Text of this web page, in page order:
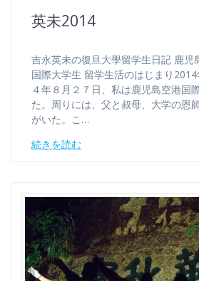
英未2014
吉永英未の復旦大學留学生日記 鹿児
国際大学生 留学生活のはじまり
４年８月２７日、私は鹿児島空港国
た。周りには、父と叔母、大学の恩
がいた。こ…
続きを読む